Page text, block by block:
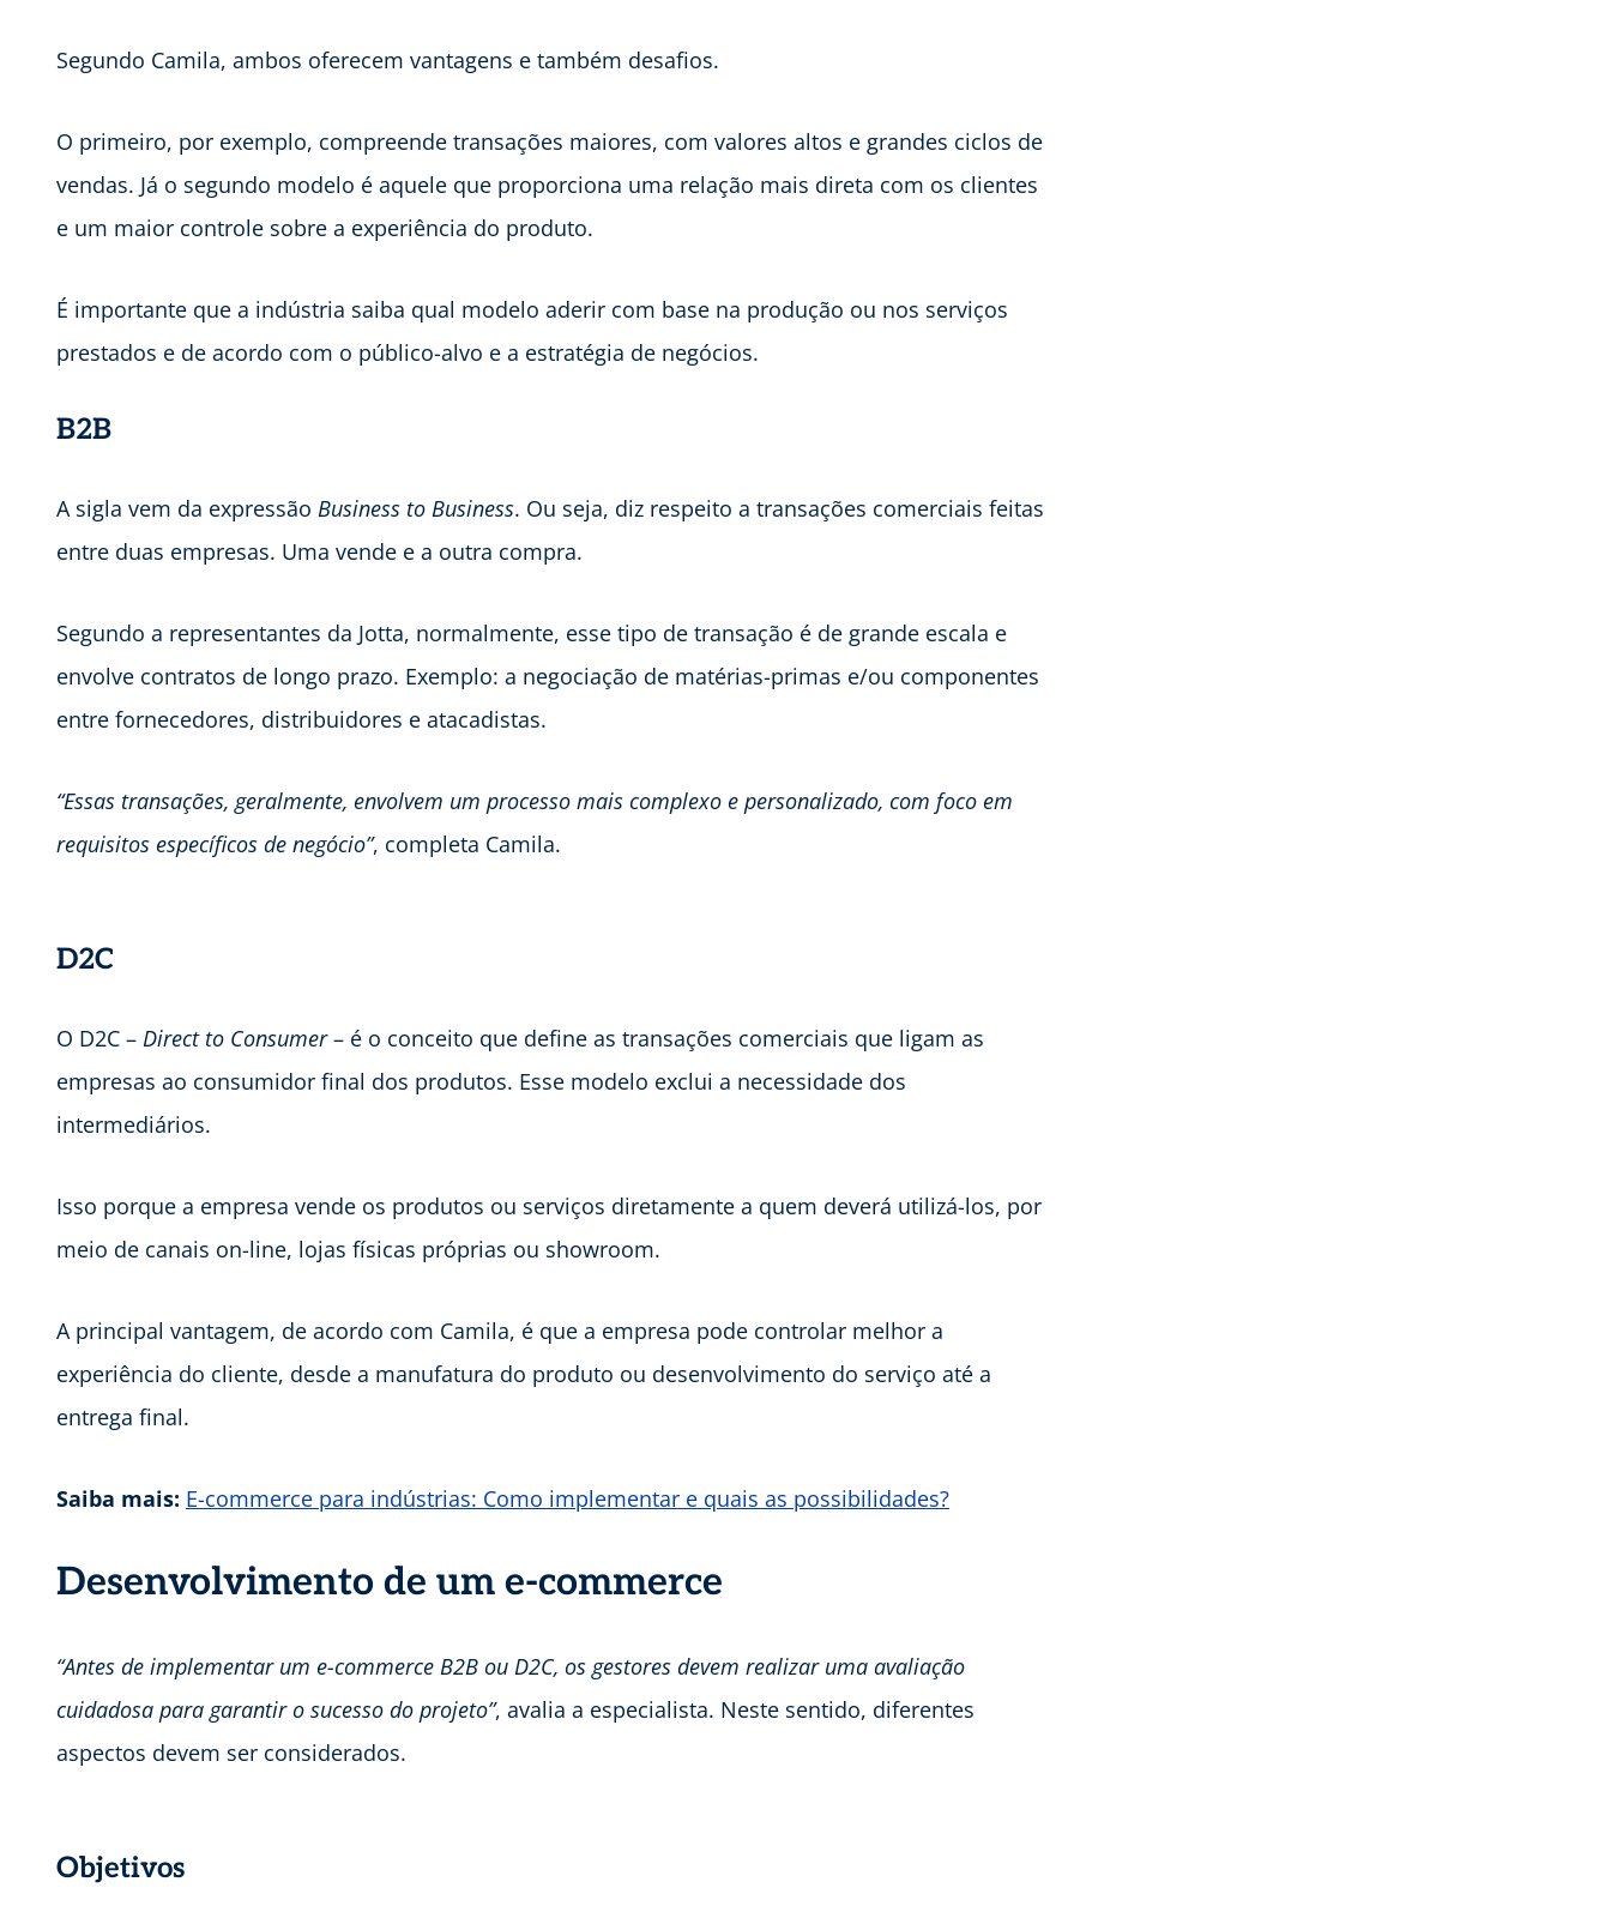
Segundo Camila, ambos oferecem vantagens e também desafios.
O primeiro, por exemplo, compreende transações maiores, com valores altos e grandes ciclos de
vendas. Já o segundo modelo é aquele que proporciona uma relação mais direta com os clientes
e um maior controle sobre a experiência do produto.
É importante que a indústria saiba qual modelo aderir com base na produção ou nos serviços
prestados e de acordo com o público-alvo e a estratégia de negócios.
B2B
A sigla vem da expressão Business to Business. Ou seja, diz respeito a transações comerciais feitas
entre duas empresas. Uma vende e a outra compra.
Segundo a representantes da Jotta, normalmente, esse tipo de transação é de grande escala e
envolve contratos de longo prazo. Exemplo: a negociação de matérias-primas e/ou componentes
entre fornecedores, distribuidores e atacadistas.
“Essas transações, geralmente, envolvem um processo mais complexo e personalizado, com foco em
requisitos específicos de negócio”, completa Camila.
D2C
O D2C – Direct to Consumer– é o conceito que define as transações comerciais que ligam as
empresas ao consumidor final dos produtos. Esse modelo exclui a necessidade dos
intermediários.
Isso porque a empresa vende os produtos ou serviços diretamente a quem deverá utilizá-los, por
meio de canais on-line, lojas físicas próprias ou showroom.
A principal vantagem, de acordo com Camila, é que a empresa pode controlar melhor a
experiência do cliente, desde a manufatura do produto ou desenvolvimento do serviço até a
entrega final.
Saiba mais: E-commerce para indústrias: Como implementar e quais as possibilidades?
Desenvolvimento de um e-commerce
“Antes de implementar um e-commerce B2B ou D2C, os gestores devem realizar uma avaliação
cuidadosa para garantir o sucesso do projeto”, avalia a especialista. Neste sentido, diferentes
aspectos devem ser considerados.
Objetivos